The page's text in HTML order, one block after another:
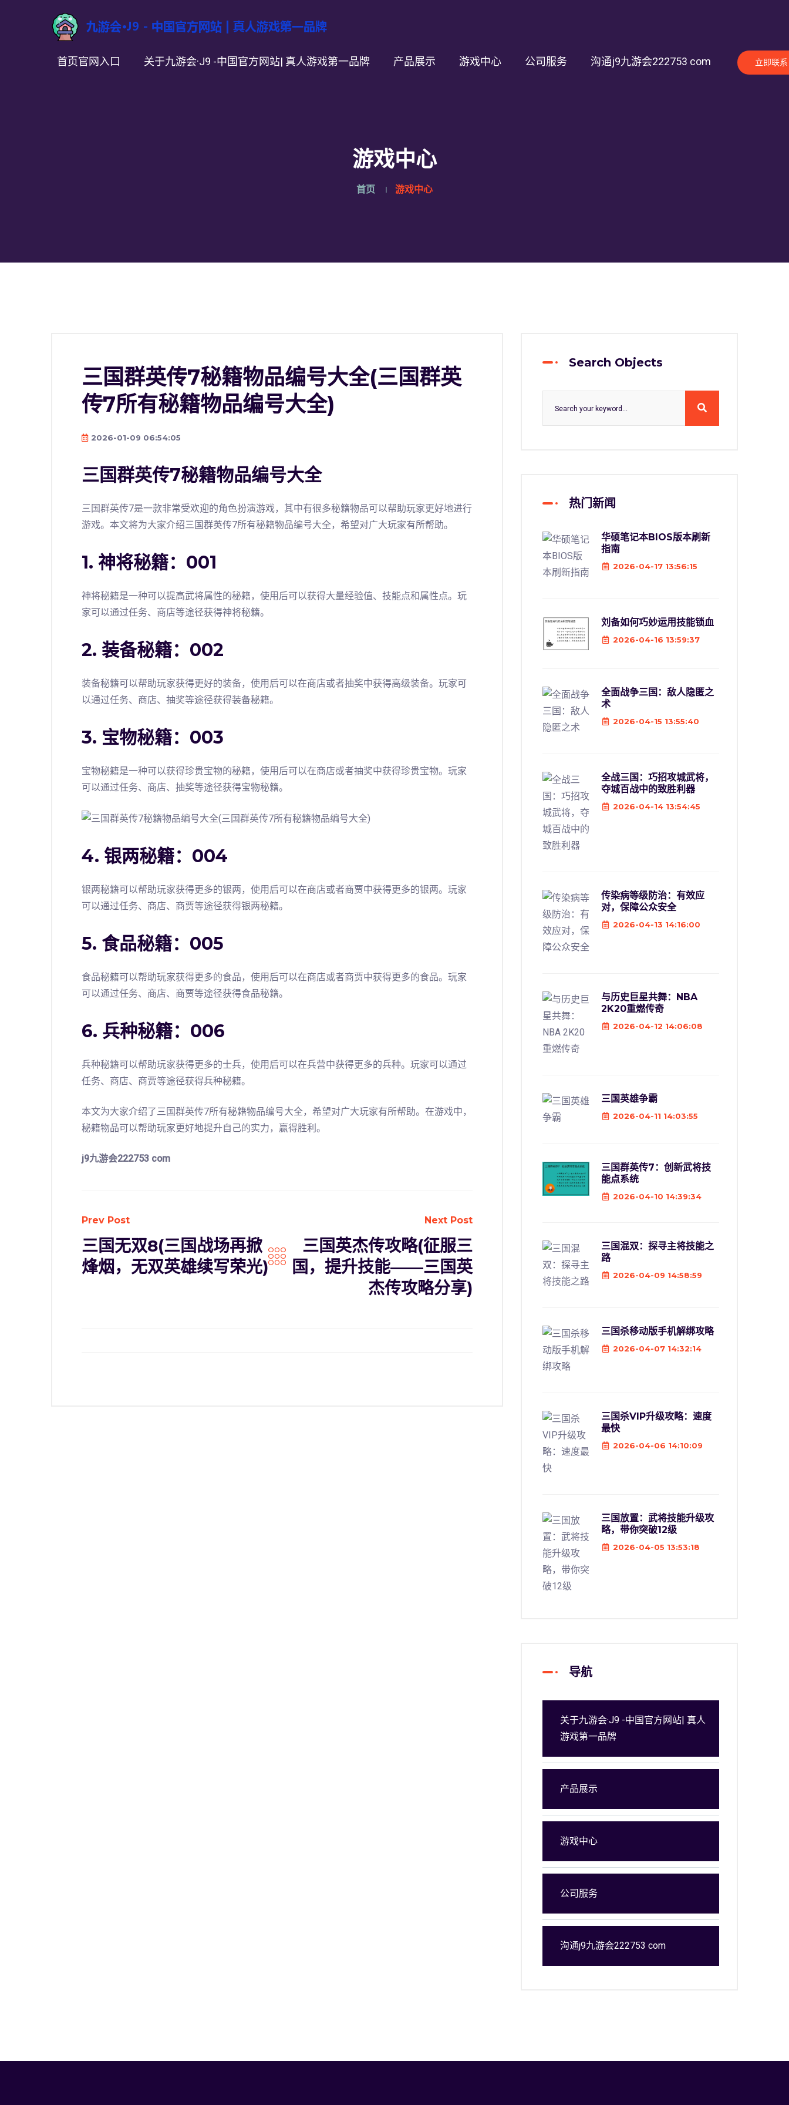
首页官网入口 关于九游会·J9 -中国官方网站| 真人游戏第一品牌 产品展示 游戏中心 公司服务 沟通j9九游会222753 com 立即联系
游戏中心
首页 游戏中心
三国群英传7秘籍物品编号大全(三国群英
传7所有秘籍物品编号大全)
2026-01-09 06:54:05
三国群英传7秘籍物品编号大全
三国群英传7是一款非常受欢迎的角色扮演游戏，其中有很多秘籍物品可以帮助玩家更好地进行
游戏。本文将为大家介绍三国群英传7所有秘籍物品编号大全，希望对广大玩家有所帮助。
1. 神将秘籍：001
神将秘籍是一种可以提高武将属性的秘籍，使用后可以获得大量经验值、技能点和属性点。玩
家可以通过任务、商店等途径获得神将秘籍。
2. 装备秘籍：002
装备秘籍可以帮助玩家获得更好的装备，使用后可以在商店或者抽奖中获得高级装备。玩家可
以通过任务、商店、抽奖等途径获得装备秘籍。
3. 宝物秘籍：003
宝物秘籍是一种可以获得珍贵宝物的秘籍，使用后可以在商店或者抽奖中获得珍贵宝物。玩家
可以通过任务、商店、抽奖等途径获得宝物秘籍。
4. 银两秘籍：004
银两秘籍可以帮助玩家获得更多的银两，使用后可以在商店或者商贾中获得更多的银两。玩家
可以通过任务、商店、商贾等途径获得银两秘籍。
5. 食品秘籍：005
食品秘籍可以帮助玩家获得更多的食品，使用后可以在商店或者商贾中获得更多的食品。玩家
可以通过任务、商店、商贾等途径获得食品秘籍。
6. 兵种秘籍：006
兵种秘籍可以帮助玩家获得更多的士兵，使用后可以在兵营中获得更多的兵种。玩家可以通过
任务、商店、商贾等途径获得兵种秘籍。
本文为大家介绍了三国群英传7所有秘籍物品编号大全，希望对广大玩家有所帮助。在游戏中，
秘籍物品可以帮助玩家更好地提升自己的实力，赢得胜利。
j9九游会222753 com
Prev Post
三国无双8(三国战场再掀
烽烟，无双英雄续写荣光)
Next Post
三国英杰传攻略(征服三
国，提升技能——三国英
杰传攻略分享)
Search Objects
热门新闻
华硕笔记本BIOS版本刷新
指南
2026-04-17 13:56:15
刘备如何巧妙运用技能锁血
2026-04-16 13:59:37
全面战争三国：敌人隐匿之
术
2026-04-15 13:55:40
全战三国：巧招攻城武将，
夺城百战中的致胜利器
2026-04-14 13:54:45
传染病等级防治：有效应
对，保障公众安全
2026-04-13 14:16:00
与历史巨星共舞：NBA
2K20重燃传奇
2026-04-12 14:06:08
三国英雄争霸
2026-04-11 14:03:55
三国群英传7：创新武将技
能点系统
2026-04-10 14:39:34
三国混双：探寻主将技能之
路
2026-04-09 14:58:59
三国杀移动版手机解绑攻略
2026-04-07 14:32:14
三国杀VIP升级攻略：速度
最快
2026-04-06 14:10:09
三国放置：武将技能升级攻
略，带你突破12级
2026-04-05 13:53:18
导航
关于九游会·J9 -中国官方网站| 真人
游戏第一品牌
产品展示
游戏中心
公司服务
沟通j9九游会222753 com